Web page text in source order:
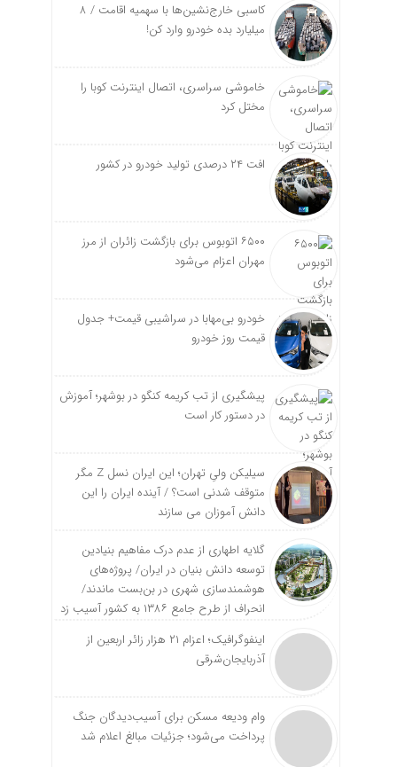
کاسبی خارج‌نشین‌ها با سهمیه اقامت / ۸
میلیارد بده خودرو وارد کن!
خاموشی سراسری، اتصال اینترنت کوبا را
مختل کرد
افت ۲۴ درصدی تولید خودرو در کشور
۶۵۰۰ اتوبوس برای بازگشت زائران از مرز
مهران اعزام می‌شود
خودرو بی‌مهابا در سراشیبی قیمت+ جدول
قیمت روز خودرو
پیشگیری از تب کریمه کنگو در بوشهر؛ آموزش
در دستور کار است
سیلیکن ولیِ تهران؛ این ایران نسل Z مگر
متوقف شدنی است؟ / آینده ایران را این
دانش آموزان می سازند
گلایه اطهاری از عدم درک مفاهیم بنیادین
توسعه دانش بنیان در ایران/ پروژه‌های
هوشمندسازی شهری در بن‌بست ماندند/
انحراف از طرح جامع ۱۳۸۶ به کشور آسیب زد
اینفوگرافیک؛ اعزام ۲۱ هزار زائر اربعین از
آذربایجان‌شرقی
وام ودیعه مسکن برای آسیب‌دیدگان جنگ
پرداخت می‌شود؛ جزئیات مبالغ اعلام شد